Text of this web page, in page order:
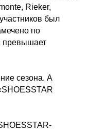
Rieker,
был
по
превышает
сезона. А